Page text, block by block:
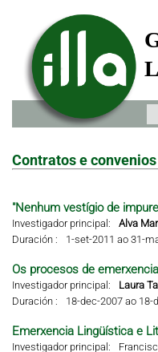
Contratos e convenios
"Nenhum vestígio de
Investigador principal:
Alva
Duración :
1-set-2011 ao 31-
Os procesos de
Investigador principal:
Laura
Duración :
18-dec-2007 ao 18-
Emerxencia Lingüística e
Investigador principal: